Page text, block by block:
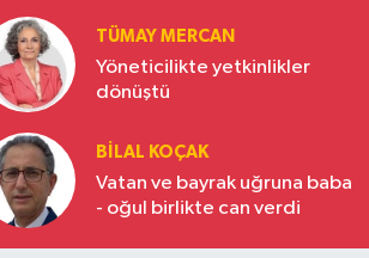
Türkiye’nin yükselen gücü
TÜMAY MERCAN
Yöneticilikte yetkinlikler
dönüştü
BILAL KOÇAK
Vatan ve bayrak uğruna baba
- oğul birlikte can verdi